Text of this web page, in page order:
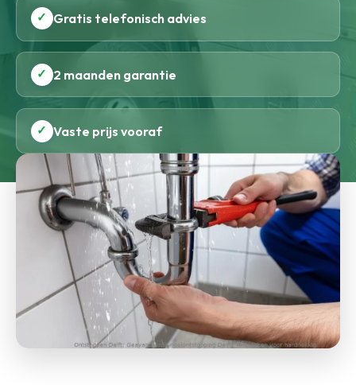
✓ Gratis telefonisch advies
✓ 2 maanden garantie
✓ Vaste prijs vooraf